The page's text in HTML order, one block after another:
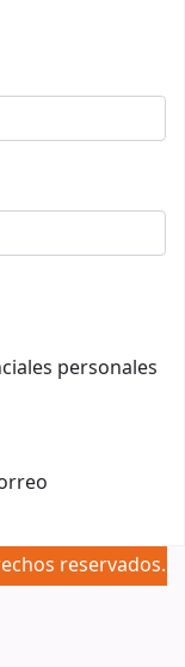
personales
reservados.